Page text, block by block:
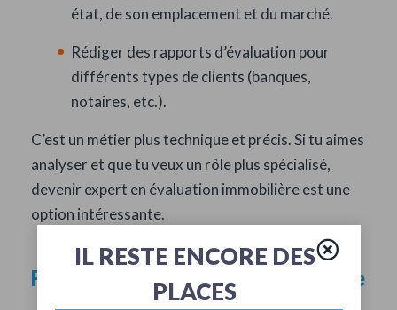
état, de son emplacement et du marché.
Rédiger des rapports d’évaluation pour
différents types de clients (banques,
notaires, etc.).
C’est un métier plus technique et précis. Si tu aimes
analyser et que tu veux un rôle plus spécialisé,
devenir expert en évaluation immobilière est une
option intéressante.
Responsable de la gestion locative
IL RESTE ENCORE DES
PLACES